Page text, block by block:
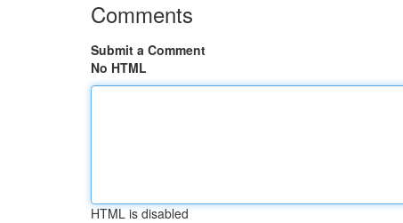
Comments
Submit a Comment
No HTML
HTML is disabled